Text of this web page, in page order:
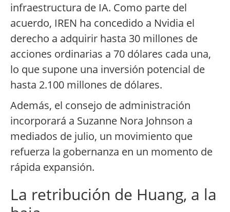
infraestructura de IA. Como parte del
acuerdo, IREN ha concedido a Nvidia el
derecho a adquirir hasta 30 millones de
acciones ordinarias a 70 dólares cada una,
lo que supone una inversión potencial de
hasta 2.100 millones de dólares.
Además, el consejo de administración
incorporará a Suzanne Nora Johnson a
mediados de julio, un movimiento que
refuerza la gobernanza en un momento de
rápida expansión.
La retribución de Huang, a la